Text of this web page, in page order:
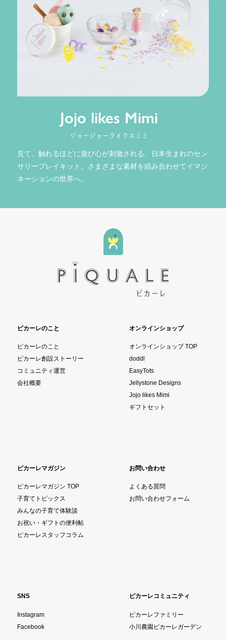
Jojo likes Mimi
ジョージョーライクスミミ
見て、触れるほどに遊び心が刺激される、日本生まれのセン
サリープレイキット。さまざまな素材を組み合わせてイマジ
ネーションの世界へ。
ピカーレのこと
ピカーレのこと
ピカーレ創設ストーリー
コミュニティ運営
会社概要
オンラインショップ
オンラインショップ TOP
doddl
EasyTots
Jellystone Designs
Jojo likes Mimi
ギフトセット
ピカーレマガジン
ピカーレマガジン TOP
子育てトピックス
みんなの子育て体験談
お祝い・ギフトの便利帖
ピカーレスタッフコラム
お問い合わせ
よくある質問
お問い合わせフォーム
SNS
Instagram
Facebook
ピカーレコミュニティ
ピカーレファミリー
小川農園ピカーレガーデン